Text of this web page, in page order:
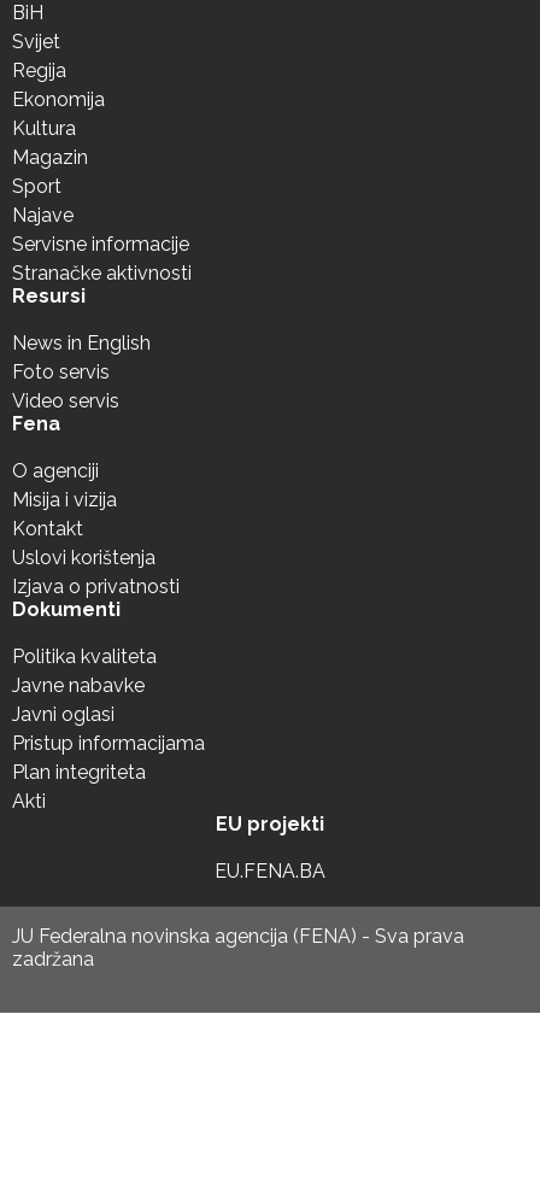
BiH
Svijet
Regija
Ekonomija
Kultura
Magazin
Sport
Najave
Servisne informacije
Stranačke aktivnosti
Resursi
News in English
Foto servis
Video servis
Fena
O agenciji
Misija i vizija
Kontakt
Uslovi korištenja
Izjava o privatnosti
Dokumenti
Politika kvaliteta
Javne nabavke
Javni oglasi
Pristup informacijama
Plan integriteta
Akti
EU projekti
EU.FENA.BA
JU Federalna novinska agencija (FENA) - Sva prava
zadržana